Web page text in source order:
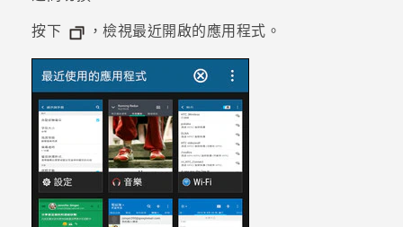
企業採購
銷售通路
支援服務
VIVELAND
登入
按下
，檢視最近開啟的應用程式。